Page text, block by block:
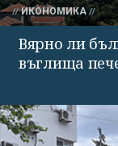
ИКОНОМИКА
Вярно ли
въглища